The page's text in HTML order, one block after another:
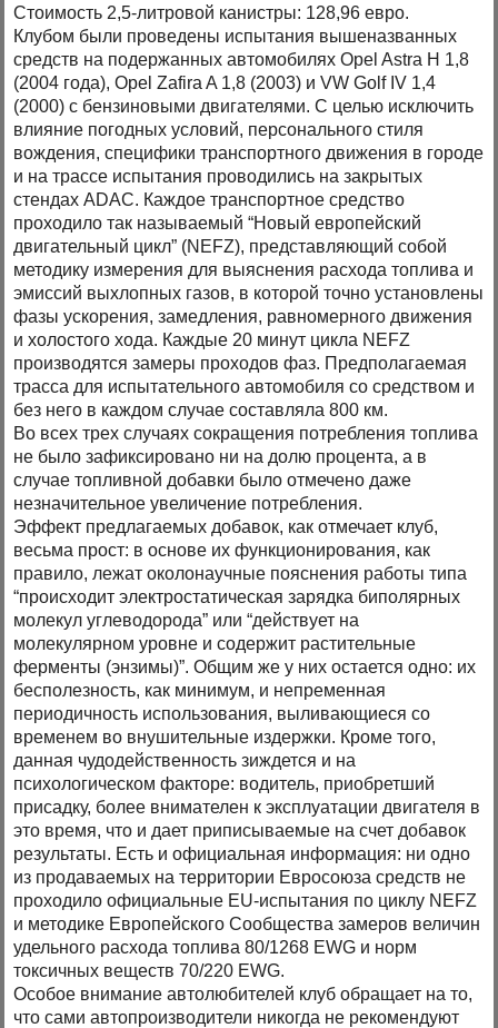
Стоимость 2,5-литровой канистры: 128,96 евро.
Клубом были проведены испытания вышеназванных
средств на подержанных автомобилях Opel Astra H 1,8
(2004 года), Opel Zafira A 1,8 (2003) и VW Golf IV 1,4
(2000) с бензиновыми двигателями. С целью исключить
влияние погодных условий, персонального стиля
вождения, специфики транспортного движения в городе
и на трассе испытания проводились на закрытых
стендах ADAC. Каждое транспортное средство
проходило так называемый “Новый европейский
двигательный цикл” (NEFZ), представляющий собой
методику измерения для выяснения расхода топлива и
эмиссий выхлопных газов, в которой точно установлены
фазы ускорения, замедления, равномерного движения
и холостого хода. Каждые 20 минут цикла NEFZ
производятся замеры проходов фаз. Предполагаемая
трасса для испытательного автомобиля со средством и
без него в каждом случае составляла 800 км.
Во всех трех случаях сокращения потребления топлива
не было зафиксировано ни на долю процента, а в
случае топливной добавки было отмечено даже
незначительное увеличение потребления.
Эффект предлагаемых добавок, как отмечает клуб,
весьма прост: в основе их функционирования, как
правило, лежат околонаучные пояснения работы типа
“происходит электростатическая зарядка биполярных
молекул углеводорода” или “действует на
молекулярном уровне и содержит растительные
ферменты (энзимы)”. Общим же у них остается одно: их
бесполезность, как минимум, и непременная
периодичность использования, выливающиеся со
временем во внушительные издержки. Кроме того,
данная чудодейственность зиждется и на
психологическом факторе: водитель, приобретший
присадку, более внимателен к эксплуатации двигателя в
это время, что и дает приписываемые на счет добавок
результаты. Есть и официальная информация: ни одно
из продаваемых на территории Евросоюза средств не
проходило официальные EU-испытания по циклу NEFZ
и методике Европейского Сообщества замеров величин
удельного расхода топлива 80/1268 EWG и норм
токсичных веществ 70/220 EWG.
Особое внимание автолюбителей клуб обращает на то,
что сами автопроизводители никогда не рекомендуют